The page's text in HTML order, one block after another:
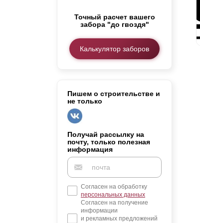
Элитные заборы для коттеджей
Забор на участок 10 соток
Заборы и ограждения для дома
Точный расчет вашего
забора "до гвоздя"
Калькулятор заборов
Пишем о строительстве и
не только
Получай рассылку на
почту, только полезная
информация
Согласен на обработку
персональных данных
Согласен на получение
информации
и рекламных предложений